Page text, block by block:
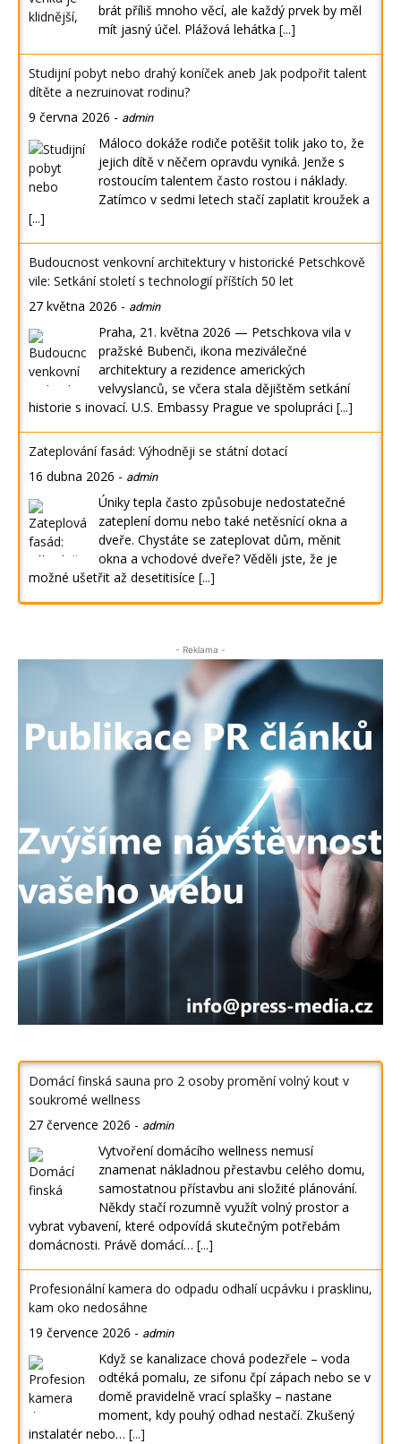
brát příliš mnoho věcí, ale každý prvek by měl
mít jasný účel. Plážová lehátka [...]
Studijní pobyt nebo drahý koníček aneb Jak podpořit talent
dítěte a nezruinovat rodinu?
9 června 2026 - admin
Máloco dokáže rodiče potěšit tolik jako to, že
jejich dítě v něčem opravdu vyniká. Jenže s
rostoucím talentem často rostou i náklady.
Zatímco v sedmi letech stačí zaplatit kroužek a
[...]
Budoucnost venkovní architektury v historické Petschkově
vile: Setkání století s technologií příštích 50 let
27 května 2026 - admin
Praha, 21. května 2026 — Petschkova vila v
pražské Bubenči, ikona meziválečné
architektury a rezidence amerických
velvyslanců, se včera stala dějištěm setkání
historie s inovací. U.S. Embassy Prague ve spolupráci [...]
Zateplování fasád: Výhodněji se státní dotací
16 dubna 2026 - admin
Úniky tepla často způsobuje nedostatečné
zateplení domu nebo také netěsnící okna a
dveře. Chystáte se zateplovat dům, měnit
okna a vchodové dveře? Věděli jste, že je
možné ušetřit až desetitisíce [...]
- Reklama -
Domácí finská sauna pro 2 osoby promění volný kout v
soukromé wellness
27 července 2026 - admin
Vytvoření domácího wellness nemusí
znamenat nákladnou přestavbu celého domu,
samostatnou přístavbu ani složité plánování.
Někdy stačí rozumně využít volný prostor a
vybrat vybavení, které odpovídá skutečným potřebám
domácnosti. Právě domácí… [...]
Profesionální kamera do odpadu odhalí ucpávku i prasklinu,
kam oko nedosáhne
19 července 2026 - admin
Když se kanalizace chová podezřele – voda
odtéká pomalu, ze sifonu čpí zápach nebo se v
domě pravidelně vrací splašky – nastane
moment, kdy pouhý odhad nestačí. Zkušený
instalatér nebo… [...]